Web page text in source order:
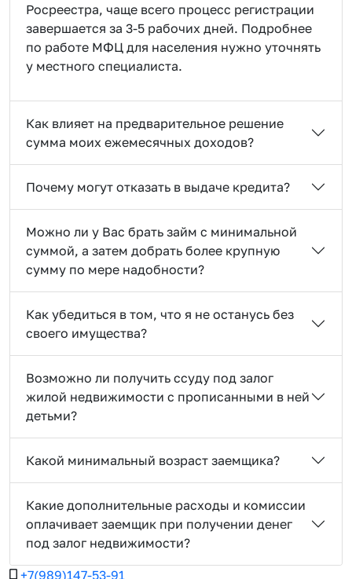
Росреестра, чаще всего процесс регистрации
завершается за 3-5 рабочих дней. Подробнее
по работе МФЦ для населения нужно уточнять
у местного специалиста.
Как влияет на предварительное решение
сумма моих ежемесячных доходов?
Почему могут отказать в выдаче кредита?
Можно ли у Вас брать займ с минимальной
суммой, а затем добрать более крупную
сумму по мере надобности?
Как убедиться в том, что я не останусь без
своего имущества?
Возможно ли получить ссуду под залог
жилой недвижимости с прописанными в ней
детьми?
Какой минимальный возраст заемщика?
Какие дополнительные расходы и комиссии
оплачивает заемщик при получении денег
под залог недвижимости?
+7(989)147-53-91